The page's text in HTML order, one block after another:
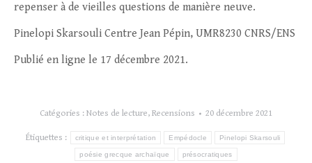
repenser à de vieilles questions de manière neuve.
Pinelopi Skarsouli Centre Jean Pépin, UMR8230 CNRS/ENS
Publié en ligne le 17 décembre 2021.
Catégories : Notes de lecture, Recensions 20 décembre 2021
Étiquettes : critique et interprétation Empédocle Pinelopi Skarsouli
poésie grecque archaïque présocratiques